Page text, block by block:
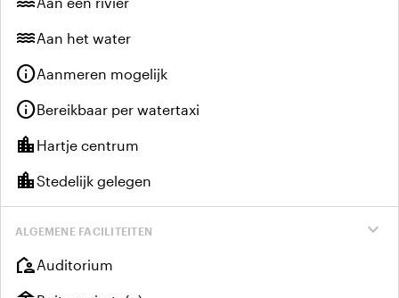
waterAan het water
infoAanmeren mogelijk
infoBereikbaar per watertaxi
location_city Hartje centrum
location_cityStedelijk gelegen
expand_more
ALGEMENE FACILITEITEN
location_awayAuditorium